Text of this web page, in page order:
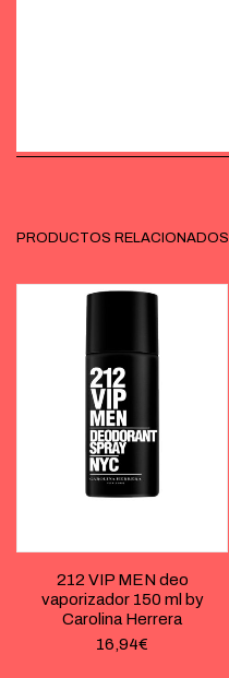
PRODUCTOS RELACIONADOS
212 VIP MEN deo
vaporizador 150 ml by
Carolina Herrera
16,94€